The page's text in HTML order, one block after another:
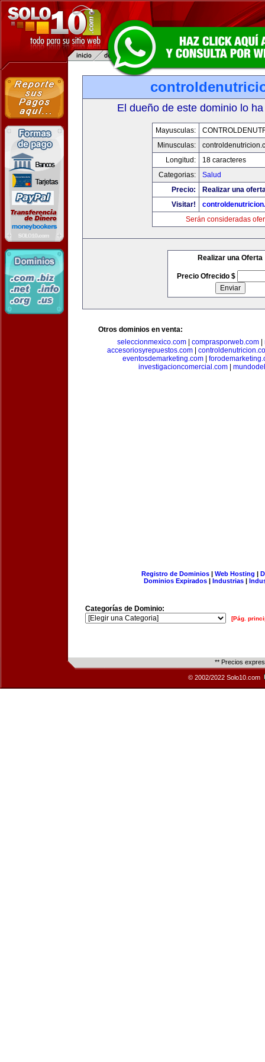
El dueño de este dominio lo
Mayusculas:
Minusculas:
Longitud:
18 caracteres
Categorias:
Salud
Precio:
Realizar una
Visitar!
Serán consideradas
Realizar una Oferta
Precio Ofrecido $
Otros dominios en venta:
seleccionmexico.com| comprasporweb.com|
accesoriosyrepuestos.com
eventosdemarketing.com|
investigacioncomercial.com
Registro de Dominios| Web Hosting |
Dominios Expirados | Industrias |
Categorías de Dominio:
[Pág.
** Precios
© 2002/2022 Solo10.com